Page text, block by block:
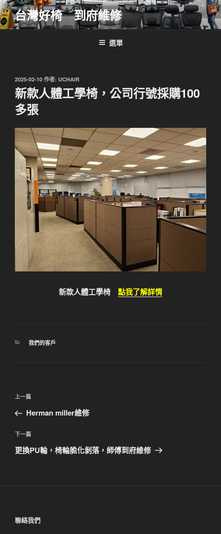
跳
至
主
台灣好椅 到府維修
選單
發
佈
於
2025-02-10 作者: UCHAIR
新款人體工學椅，公司行號採購100
多張
新款人體工學椅 點我了解詳情
分
我們的客戶
文
導
覽
上
一
文
章
上一篇
Herman miller維修
下
一
下一篇
更換PU輪，椅輪脆化剝落，師傅到府維修
聯絡我們